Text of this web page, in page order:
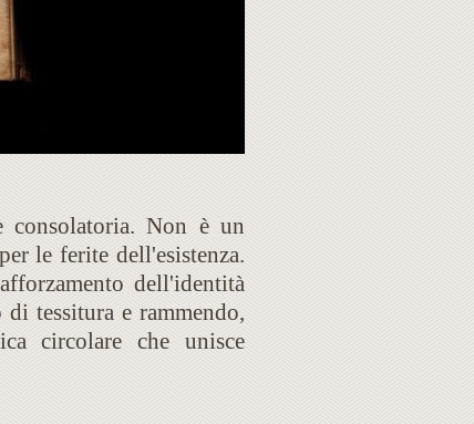
consolatoria. Non è un
le ferite dell'esistenza.
dell'identità
tessitura e rammendo,
circolare che unisce